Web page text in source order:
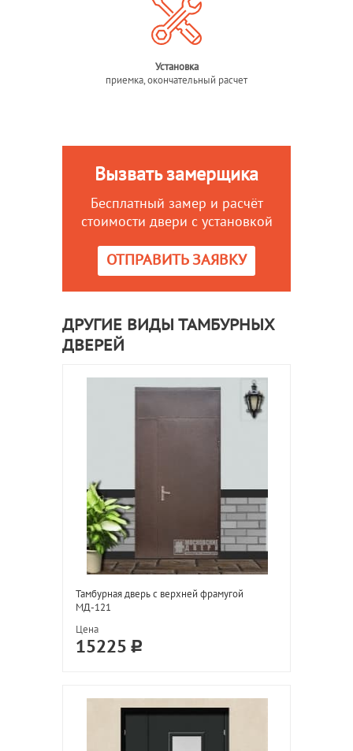
Установка
приемка, окончательный расчет
Вызвать замерщика
Бесплатный замер и расчёт
стоимости двери с установкой
ОТПРАВИТЬ ЗАЯВКУ
ДРУГИЕ ВИДЫ ТАМБУРНЫХ
ДВЕРЕЙ
Тамбурная дверь с верхней фрамугой
МД-121
Цена
15225